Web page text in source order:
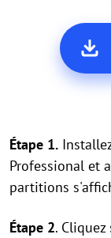
Étape 1.
Professional et
partitions
Étape 2. Cliquez